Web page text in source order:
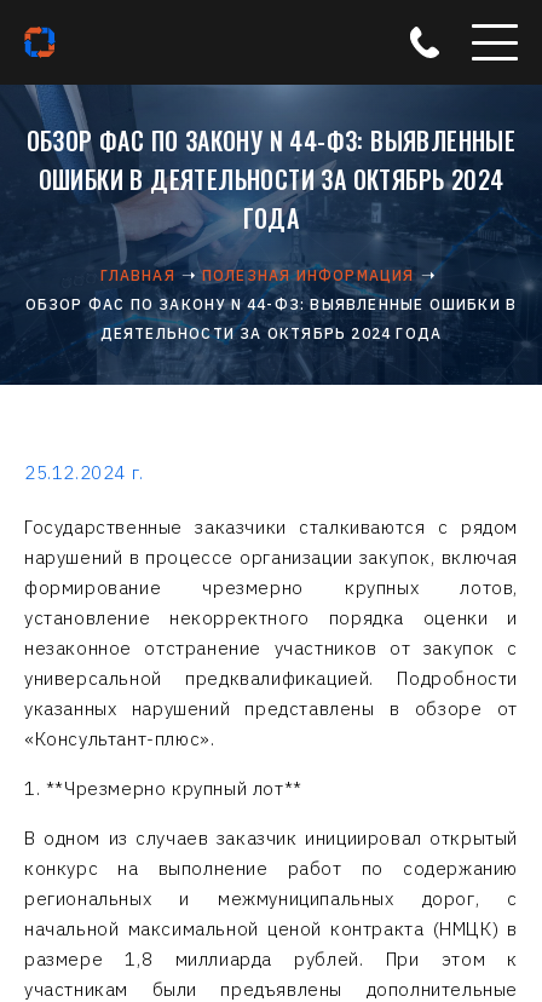
ОБЗОР ФАС ПО ЗАКОНУ N 44-ФЗ: ВЫЯВЛЕННЫЕ
ОШИБКИ В ДЕЯТЕЛЬНОСТИ ЗА ОКТЯБРЬ 2024
ГОДА
ГЛАВНАЯ
ПОЛЕЗНАЯ ИНФОРМАЦИЯ
ОБЗОР ФАС ПО ЗАКОНУ N 44-ФЗ: ВЫЯВЛЕННЫЕ ОШИБКИ В
ДЕЯТЕЛЬНОСТИ ЗА ОКТЯБРЬ 2024 ГОДА
25.12.2024 г.
Государственные заказчики сталкиваются с рядом
нарушений в процессе организации закупок, включая
формирование чрезмерно крупных лотов,
установление некорректного порядка оценки и
незаконное отстранение участников от закупок с
универсальной предквалификацией. Подробности
указанных нарушений представлены в обзоре от
«Консультант-плюс».
1. **Чрезмерно крупный лот**
В одном из случаев заказчик инициировал открытый
конкурс на выполнение работ по содержанию
региональных и межмуниципальных дорог, с
начальной максимальной ценой контракта (НМЦК) в
размере 1,8 миллиарда рублей. При этом к
участникам были предъявлены дополнительные